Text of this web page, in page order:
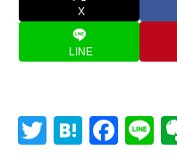
X
LINE
T
H
F
Li